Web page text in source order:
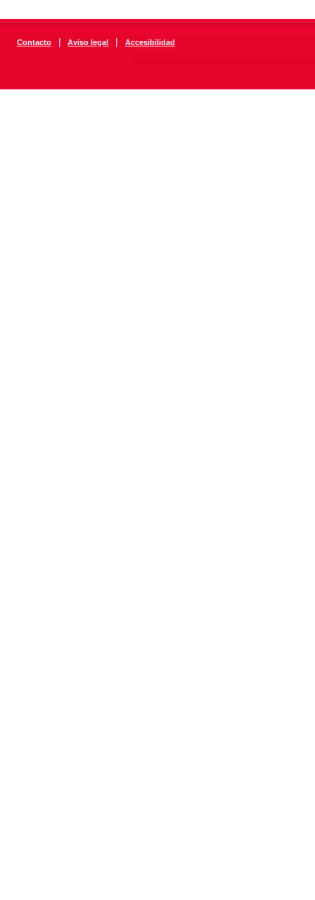
Contacto | Aviso legal | Accesibilidad